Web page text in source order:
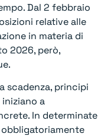
Dal 2 febbraio
relative alle
in materia di
2026, però,
scadenza, principi
a
In determinate